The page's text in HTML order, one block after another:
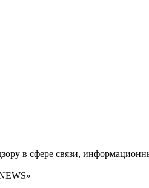
в сфере связи,